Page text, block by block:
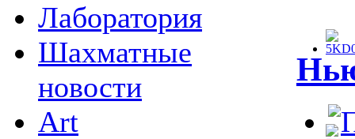
Лаборатория
Шахматные
новости
Art